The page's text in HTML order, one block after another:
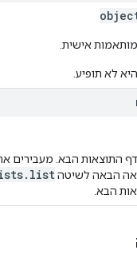
אישית.
לא תופיע.
דף התוצאות הבא. מעבירים
הבאה לשיטה
הבא.